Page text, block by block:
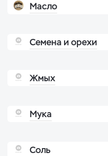
Масло
Семена и орехи
Жмых
Мука
Соль